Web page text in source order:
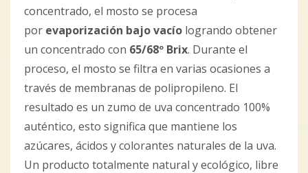
concentrado, el mosto se procesa
por evaporización bajo vacío logrando obtener
un concentrado con 65/68º Brix. Durante el
proceso, el mosto se filtra en varias ocasiones a
través de membranas de polipropileno. El
resultado es un zumo de uva concentrado 100%
auténtico, esto significa que mantiene los
azúcares, ácidos y colorantes naturales de la uva.
Un producto totalmente natural y ecológico, libre